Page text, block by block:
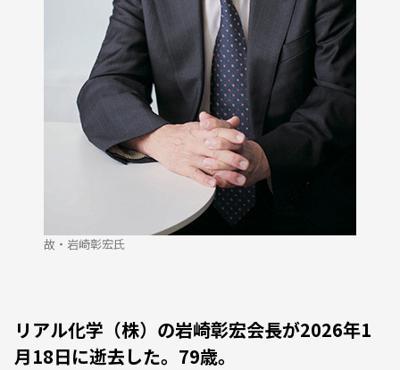
故・岩崎彰宏氏
リアル化学（株）の岩崎彰宏会長が2026年1
月18日に逝去した。79歳。